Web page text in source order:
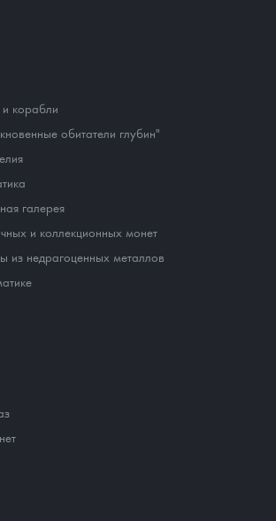
корабли
обитатели глубин"
галерея
и коллекционных монет
из недрагоценных металлов